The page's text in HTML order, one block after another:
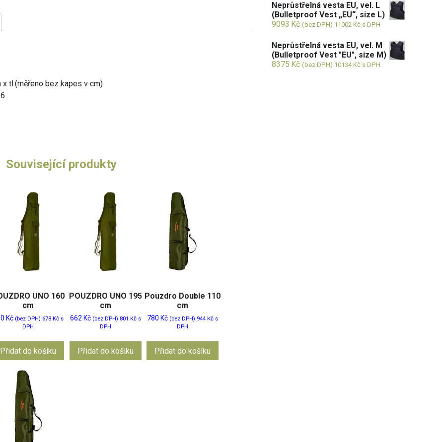
Neprůstřelná vesta EU, vel. L
(Bulletproof Vest „EU“, size L)
9093 Kč (bez DPH) 11002 Kč s DPH
Neprůstřelná vesta EU, vel. M
(Bulletproof Vest "EU", size M)
8375 Kč (bez DPH) 10134 Kč s DPH
x tl.(měřeno bez kapes v cm)
Související produkty
UNO 160
cm
Kč (bez DPH)678 Kč s
DPH
Přidat do košíku
POUZDRO UNO 195
cm
662 Kč (bez DPH) 801 Kčs
DPH
Přidat do košíku
Pouzdro Double 110
cm
780 Kč (bez DPH) 944 Kčs
DPH
Přidat do košíku